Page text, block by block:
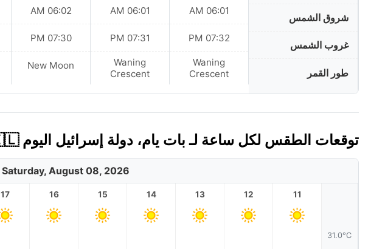
شروق الشمس
غروب الشمس
طور القمر
06:01 AM
07:32 PM
Waning
Crescent
06:01 AM
07:31 PM
Waning
Crescent
06:02 AM
07:30 PM
New Moon
توقعات الطقس لكل ساعة لـ بات يام، دولة إسرائيل اليوم 🇮🇱
Saturday, August 08, 2026
31.0°C
11
12
13
14
15
16
17